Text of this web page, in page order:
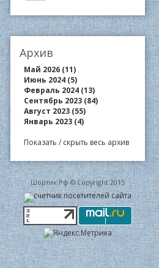
Архив
Май 2026 (11)
Июнь 2024 (5)
Февраль 2024 (13)
Сентябрь 2023 (84)
Август 2023 (55)
Январь 2023 (4)
Показать / скрыть весь архив
Шортик.Рф © Copyright 2015